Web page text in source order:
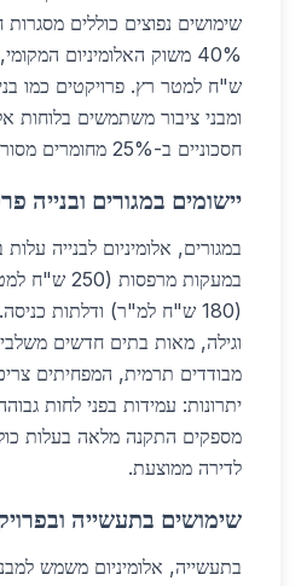
שימושים נפוצים כוללים מסגרות
ש"ח למטר רץ. פרויקטים כמו
ומבני ציבור משתמשים בלוחות
חסכוניים ב-25% מחומרים מסורתיים.
יישומים במגורים ובנייה
במגורים, אלומיניום לבנייה
במעקות
(180 ש"ח למ"ר) ודלתות
וגילה, מאות בתים חדשים
יתרונות: עמידות בפני לחות
לדירה ממוצעת.
שימושים בתעשייה
בתעשייה, אלומיניום משמש